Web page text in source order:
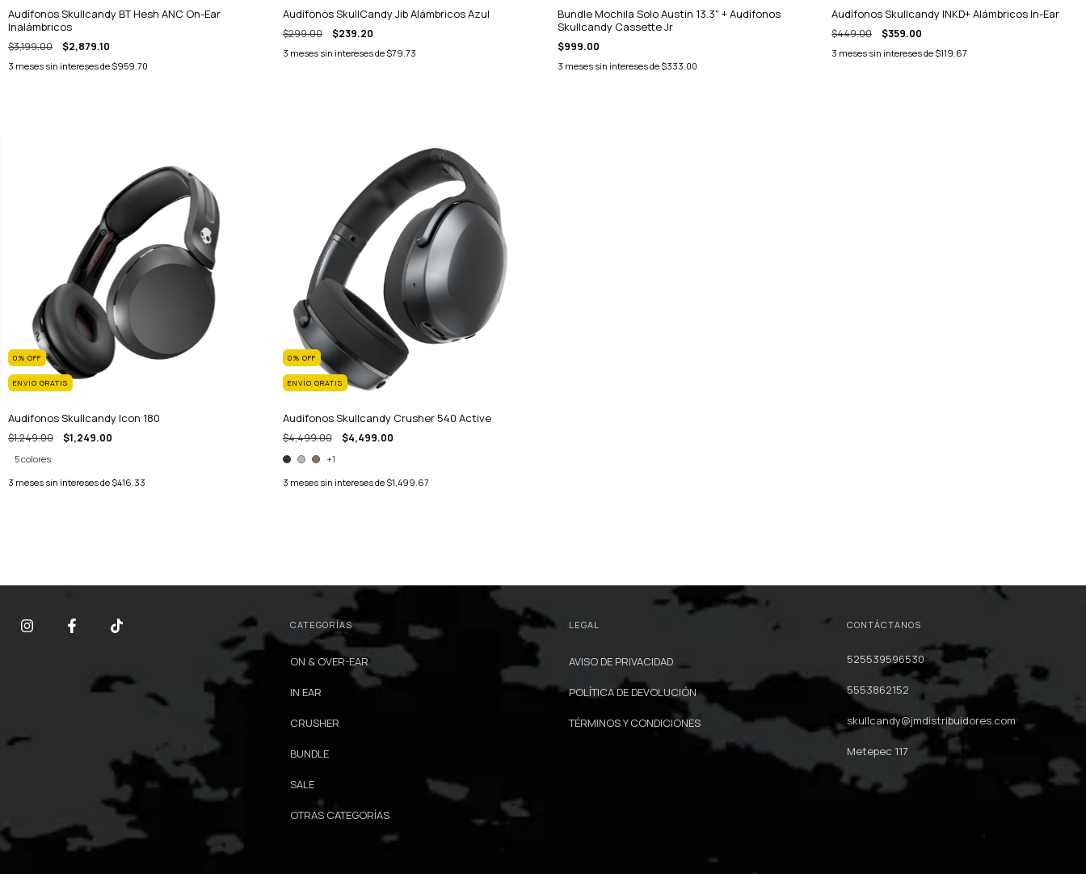
Audífonos Skullcandy BT Hesh ANC On-Ear
Inalámbricos
$3,199.00 $2,879.10
3 meses sin intereses de $959.70
Audífonos SkullCandy Jib Alámbricos Azul
$299.00 $239.20
3 meses sin intereses de $79.73
Bundle Mochila Solo Austin 13.3" + Audífonos
Skullcandy Cassette Jr
$999.00
3 meses sin intereses de $333.00
Audífonos Skullcandy INKD+ Alámbricos In-Ear
$449.00 $359.00
3 meses sin intereses de $119.67
0% OFF
ENVÍO GRATIS
Audifonos Skullcandy Icon 180
$1,249.00 $1,249.00
5 colores
3 meses sin intereses de $416.33
0% OFF
ENVÍO GRATIS
Audifonos Skullcandy Crusher 540 Active
$4,499.00 $4,499.00
+1
3 meses sin intereses de $1,499.67
CATEGORÍAS
ON & OVER-EAR
IN EAR
CRUSHER
BUNDLE
SALE
OTRAS CATEGORÍAS
LEGAL
AVISO DE PRIVACIDAD
POLÍTICA DE DEVOLUCIÓN
TÉRMINOS Y CONDICIONES
CONTÁCTANOS
525539596530
5553862152
skullcandy@jmdistribuidores.com
Metepec 117